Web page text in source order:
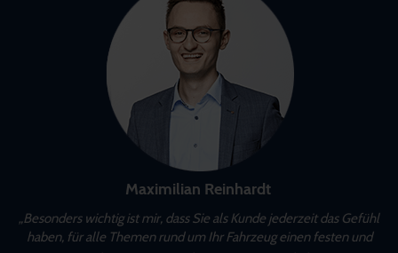
Maximilian Reinhardt
„Besonders wichtig ist mir, dass Sie als Kunde jederzeit das Gefühl
haben, für alle Themen rund um Ihr Fahrzeug einen festen und